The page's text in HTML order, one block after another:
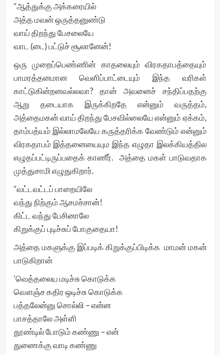
“ஆத்துக்கு அக்கரையில்
அத்த மவன் ஒருத்தனுண்டு
வாய் திறந்து பேசலையே
வாட (டை) பட்டுச் சூலானேன்!
ஒரு முறைப்பெண்ணின் காதலையும் விரகதாபத்தையும்
பாமரத்தனமான வெளிப்பாட்டையும் இந்த வரிகள்
காட்டுகின்றனவல்லவா? தான் அவனைச் சந்திப்பதற்கு
ஆறு தடையாக இருக்கிறதே என்னும் வருத்தம்,
அத்தைமகன் வாய் திறந்து பேசவில்லையே என்னும் ஏக்கம்,
தாம்பத்யம் இல்லாமலேயே கருத்தரிக்க வேண்டும் என்னும்
விரகதாபம் இத்தனையையும இந்த எழுதா இலக்கியத்தில
எழுதப்பட்டிருப்பதைக் காணீர். அத்தை மகள் பாடுவதாக
முத்துசாமி எழுதுகிறார்.
“வட்டவட்டப் பாறையிலே
வந்து நிற்கும் ஆசமச்சான்!
கிட்ட வந்து பேசினாலே
கிறுக்குப் புடிச்சுப் போகுதையா!
அத்தை மகளுக்கு இப்படிக் கிறுக்குப்பிடிக்க மாமன் மகன்
பாடுகிறான்
‘வெத்தலைய மடிச்சு கொடுக்க
வௌஞ்ச கதிர ஒடிச்சு கொடுக்க
பத்தலேன்னு சொல்லி – என்ன
பாசத்தாலே அள்ளி
தூண்டில் போடும் கண்ணு – என்
துணைக்கு வாடி கண்ணு